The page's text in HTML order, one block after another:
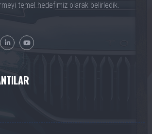
temel hedefimiz olarak belirledik.